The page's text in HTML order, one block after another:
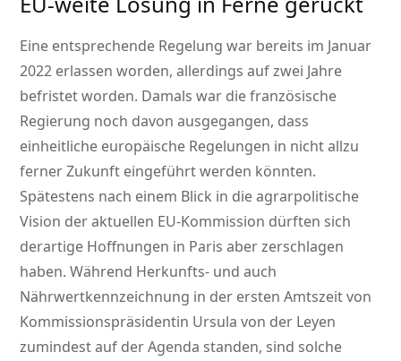
Eine entsprechende Regelung war bereits im Januar
2022 erlassen worden, allerdings auf zwei Jahre
befristet worden. Damals war die französische
Regierung noch davon ausgegangen, dass
einheitliche europäische Regelungen in nicht allzu
ferner Zukunft eingeführt werden könnten.
Spätestens nach einem Blick in die agrarpolitische
Vision der aktuellen EU-Kommission dürften sich
derartige Hoffnungen in Paris aber zerschlagen
haben. Während Herkunfts- und auch
Nährwertkennzeichnung in der ersten Amtszeit von
Kommissionspräsidentin Ursula von der Leyen
zumindest auf der Agenda standen, sind solche